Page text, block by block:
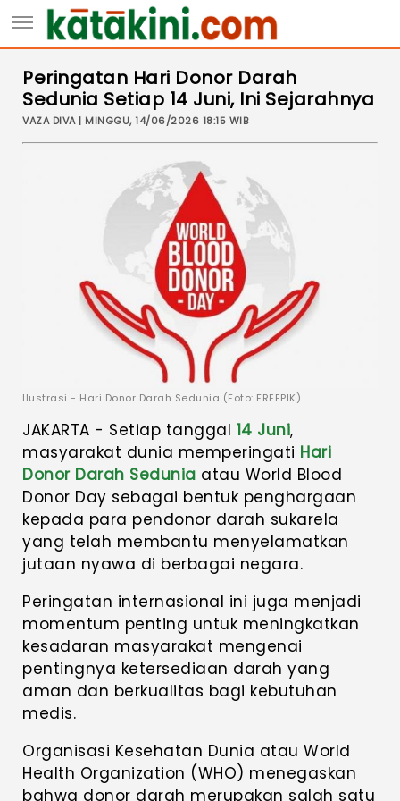
Peringatan Hari Donor Darah
Sedunia Setiap 14 Juni, Ini Sejarahnya
VAZA DIVA | MINGGU, 14/06/2026 18:15 WIB
Ilustrasi - Hari Donor Darah Sedunia (Foto: FREEPIK)
JAKARTA - Setiap tanggal 14 Juni,
masyarakat dunia memperingati Hari
Donor Darah Sedunia atau World Blood
Donor Day sebagai bentuk penghargaan
kepada para pendonor darah sukarela
yang telah membantu menyelamatkan
jutaan nyawa di berbagai negara.
Peringatan internasional ini juga menjadi
momentum penting untuk meningkatkan
kesadaran masyarakat mengenai
pentingnya ketersediaan darah yang
aman dan berkualitas bagi kebutuhan
medis.
Organisasi Kesehatan Dunia atau World
Health Organization (WHO) menegaskan
bahwa donor darah merupakan salah satu